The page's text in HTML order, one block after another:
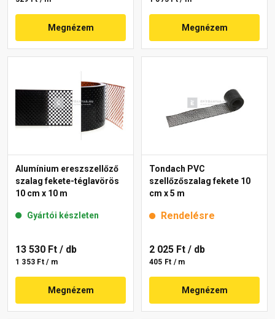
Megnézem Megnézem
Alumínium ereszszellőző
szalag fekete-téglavörös
10 cm x 10 m
Gyártói készleten
13 530 Ft / db
1 353 Ft / m
Megnézem
Tondach PVC
szellőzőszalag fekete 10
cm x 5 m
Rendelésre
2 025 Ft / db
405 Ft / m
Megnézem